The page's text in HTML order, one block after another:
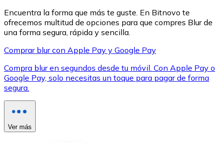
XRP
XRP
Ver todo
Encuentra la forma que más te guste. En Bitnovo te
ofrecemos multitud de opciones para que compres Blur de
una forma segura, rápida y sencilla.
Comprar blur con Apple Pay y Google Pay
Compra blur en segundos desde tu móvil. Con Apple Pay o
Google Pay, solo necesitas un toque para pagar de forma
segura.
Ver más